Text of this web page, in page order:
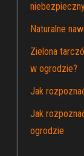
Naturalne
Zielona
w ogrodzie?
Jak
Jak
ogrodzie